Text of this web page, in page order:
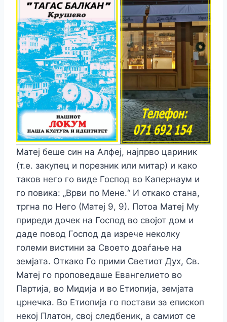
Матеј беше син на Алфеј, најпрво цариник
(т.е. закупец и порезник или митар) и како
таков него го виде Господ во Капернаум и
го повика: „Врви по Мене.“ И откако стана,
тргна по Него (Матеј 9, 9). Потоа Матеј Му
приреди дочек на Господ во својот дом и
даде повод Господ да изрече неколку
големи вистини за Своето доаѓање на
земјата. Откако Го прими Светиот Дух, Св.
Матеј го проповедаше Евангелието во
Партија, во Мидија и во Етиопија, земјата
црнечка. Во Етиопија го постави за епископ
некој Платон, свој следбеник, а самиот се